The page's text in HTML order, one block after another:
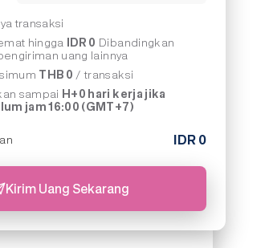
transaksi
hingga IDR 0 Dibandingkan
uang lainnya
THB 0 / transaksi
sampai H+0 hari kerja jika
jam 16:00 (GMT+7)
IDR0
Kirim Uang Sekarang